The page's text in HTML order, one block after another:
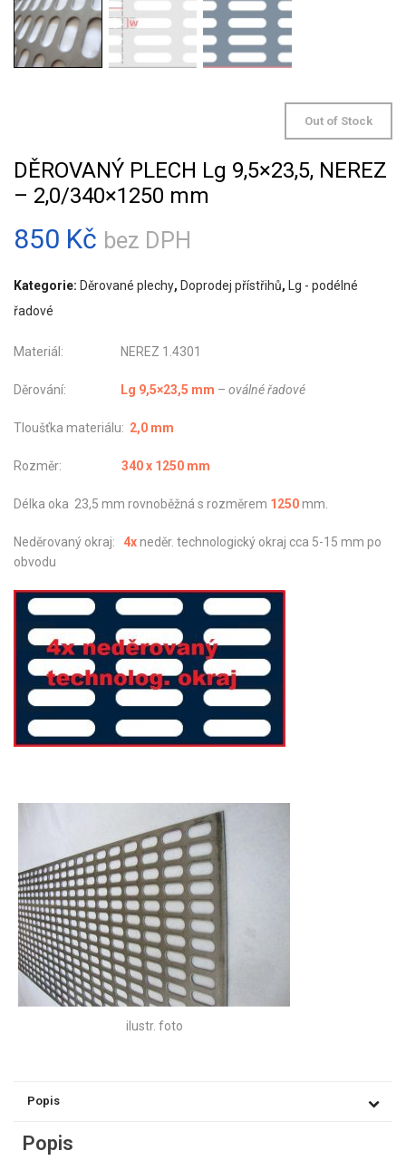
Out of Stock
DĚROVANÝ PLECH Lg 9,5×23,5, NEREZ
– 2,0/340×1250 mm
850 Kč bez DPH
Kategorie: Děrované plechy, Doprodej přístřihů, Lg - podélné
řadové
Materiál: NEREZ 1.4301
Děrování: Lg 9,5×23,5 mm – oválné řadové
Tloušťka materiálu: 2,0 mm
Rozměr: 340 x 1250 mm
Délka oka 23,5 mm rovnoběžná s rozměrem 1250mm.
Neděrovaný okraj: 4xneděr. technologický okraj cca 5-15 mm po
obvodu
ilustr. foto
Popis
Popis